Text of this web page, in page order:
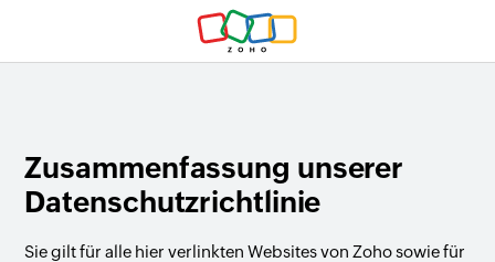
Zusammenfassung unserer
Datenschutzrichtlinie
Sie gilt für alle hier verlinkten Websites von Zoho sowie für